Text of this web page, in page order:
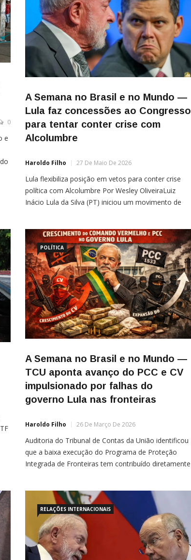
0
e
A Semana no Brasil e no Mundo —
Lula faz concessões ao Congresso
para tentar conter crise com
Alcolumbre
Haroldo Filho 27 De Maio De 2026
Lula flexibiliza posição em vetos para conter crise
política com Alcolumbre Por Wesley OliveiraLuiz
Inácio Lula da Silva (PT) iniciou um movimento de
Alcolumbre (União-AP), após a derrota histórica da
indicação de Jorge Messias ao Supremo Tribunal
Federal (STF). A […]
POLÍTICA
A Semana no Brasil e no Mundo —
TCU aponta avanço do PCC e CV
impulsionado por falhas do
governo Lula nas fronteiras
Haroldo Filho 26 De Março De 2026
Auditoria do Tribunal de Contas da União identificou
que a baixa execução do Programa de Proteção
Integrada de Fronteiras tem contribuído diretamente
fragilidade no controle de fronteiras ao aumento da
capacidade operacional dessas facções. Segundo o
documento, […]
RELAÇÕES INTERNACIONAIS